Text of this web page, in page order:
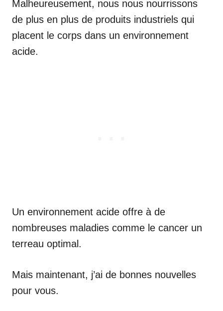
Malheureusement, nous nous nourrissons
de plus en plus de produits industriels qui
placent le corps dans un environnement
acide.
Un environnement acide offre à de
nombreuses maladies comme le cancer un
terreau optimal.
Mais maintenant, j’ai de bonnes nouvelles
pour vous.